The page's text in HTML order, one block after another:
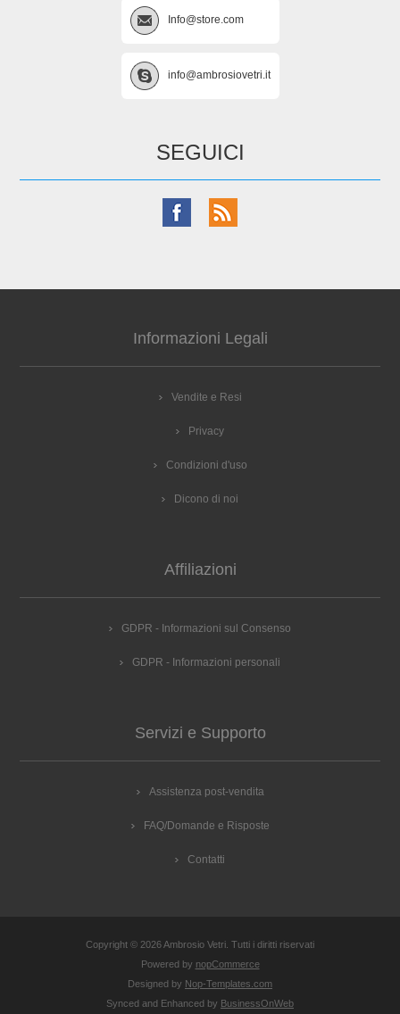
Info@store.com
info@ambrosiovetri.it
SEGUICI
Informazioni Legali
Vendite e Resi
Privacy
Condizioni d'uso
Dicono di noi
Affiliazioni
GDPR - Informazioni sul Consenso
GDPR - Informazioni personali
Servizi e Supporto
Assistenza post-vendita
FAQ/Domande e Risposte
Contatti
Copyright © 2026 Ambrosio Vetri. Tutti i diritti riservati
Powered by nopCommerce
Designed by Nop-Templates.com
Synced and Enhanced by BusinessOnWeb